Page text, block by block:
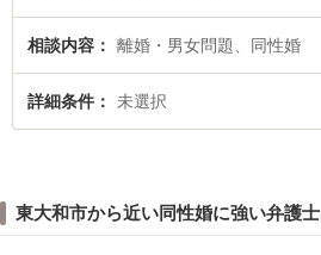
相談内容 離婚・男女問題、同性婚
詳細条件 未選択
東大和市から近い同性婚に強い弁護士